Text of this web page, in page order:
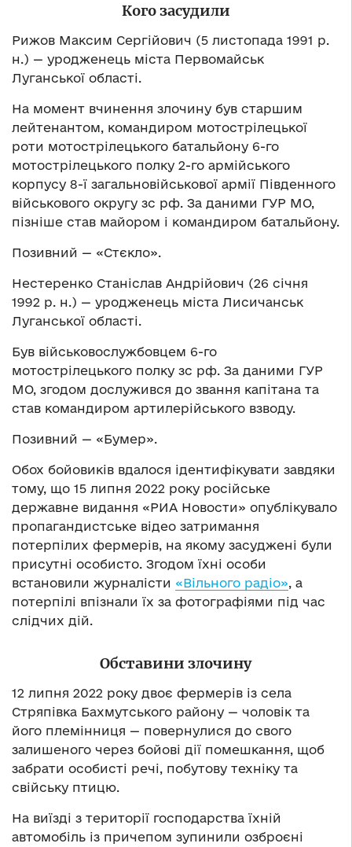
Кого засудили
Рижов Максим Сергійович (5 листопада 1991 р.
н.) — уродженець міста Первомайськ
Луганської області.
На момент вчинення злочину був старшим
лейтенантом, командиром мотострілецької
роти мотострілецького батальйону 6-го
мотострілецького полку 2-го армійського
корпусу 8-ї загальновійськової армії Південного
військового округу зс рф. За даними ГУР МО,
пізніше став майором і командиром батальйону.
Позивний — «Стєкло».
Нестеренко Станіслав Андрійович (26 січня
1992 р. н.) — уродженець міста Лисичанськ
Луганської області.
Був військовослужбовцем 6-го
мотострілецького полку зс рф. За даними ГУР
МО, згодом дослужився до звання капітана та
став командиром артилерійського взводу.
Позивний — «Бумер».
Обох бойовиків вдалося ідентифікувати завдяки
тому, що 15 липня 2022 року російське
державне видання «РИА Новости» опублікувало
пропагандистське відео затримання
потерпілих фермерів, на якому засуджені були
присутні особисто. Згодом їхні особи
встановили журналісти «Вільного радіо», а
потерпілі впізнали їх за фотографіями під час
слідчих дій.
Обставини злочину
12 липня 2022 року двоє фермерів із села
Стряпівка Бахмутського району — чоловік та
його племінниця — повернулися до свого
залишеного через бойові дії помешкання, щоб
забрати особисті речі, побутову техніку та
свійську птицю.
На виїзді з території господарства їхній
автомобіль із причепом зупинили озброєні